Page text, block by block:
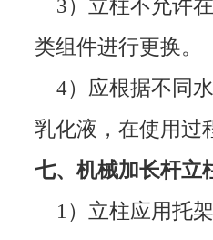
3）立柱不允许
类组件进行更换。
4）应根据不同
乳化液，在使用过
七、机械加长杆立
1 ）立柱应用托